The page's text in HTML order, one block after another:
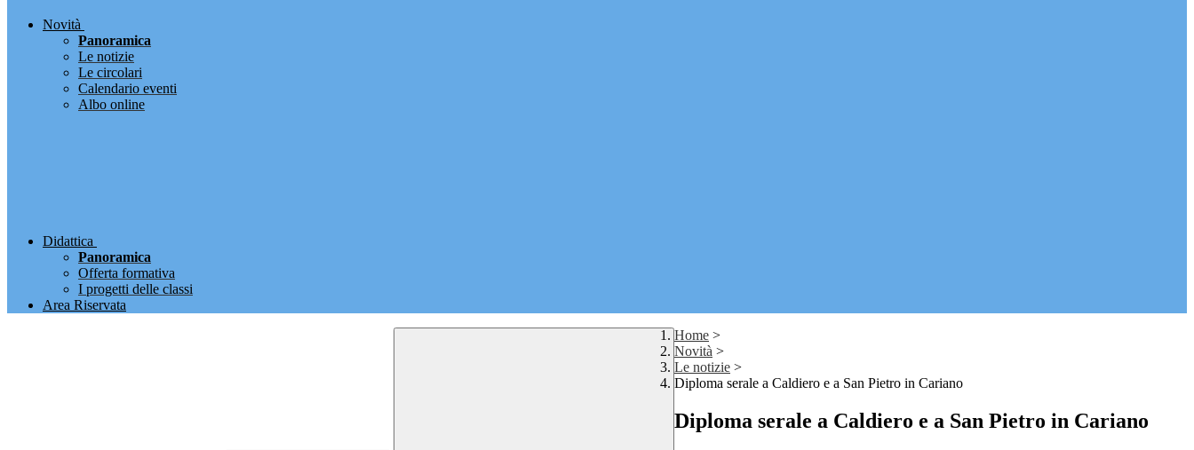
Novità
Panoramica
Le notizie
Le circolari
Calendario eventi
Albo online
Didattica
Panoramica
Offerta formativa
I progetti delle classi
Area Riservata
Home >
Novità >
Le notizie >
Diploma serale a Caldiero e a San Pietro in Cariano
Diploma serale a Caldiero e a San Pietro in Cariano